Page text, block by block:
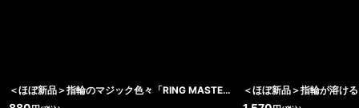
＜ほぼ新品＞指輪のマジック色々「RING MASTER」